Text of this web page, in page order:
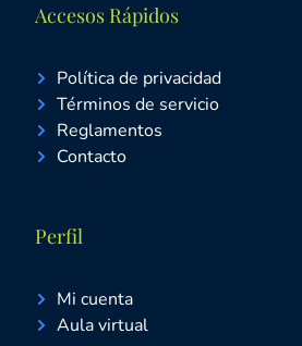
Accesos Rápidos
Política de privacidad
Términos de servicio
Reglamentos
Contacto
Perfil
Mi cuenta
Aula virtual